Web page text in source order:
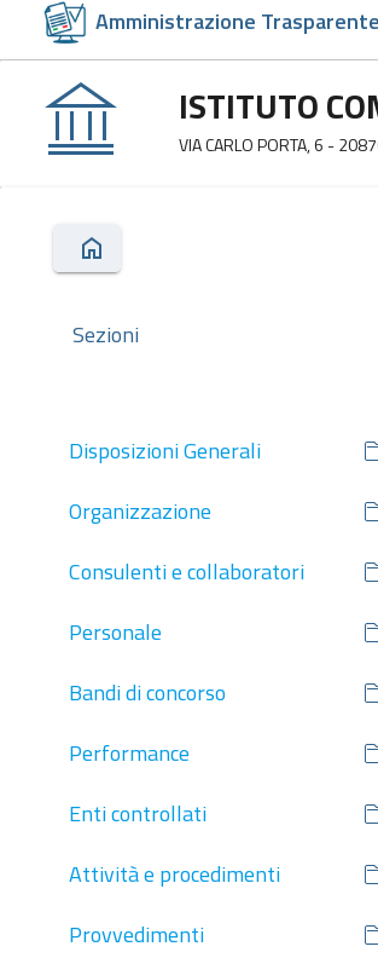
Amministrazione Trasparente
ISTITUTO
VIA CARLO PORTA, 6 -
Sezioni
Disposizioni Generali
Organizzazione
Consulenti e collaboratori
Personale
Bandi di concorso
Performance
Enti controllati
Attività e procedimenti
Provvedimenti